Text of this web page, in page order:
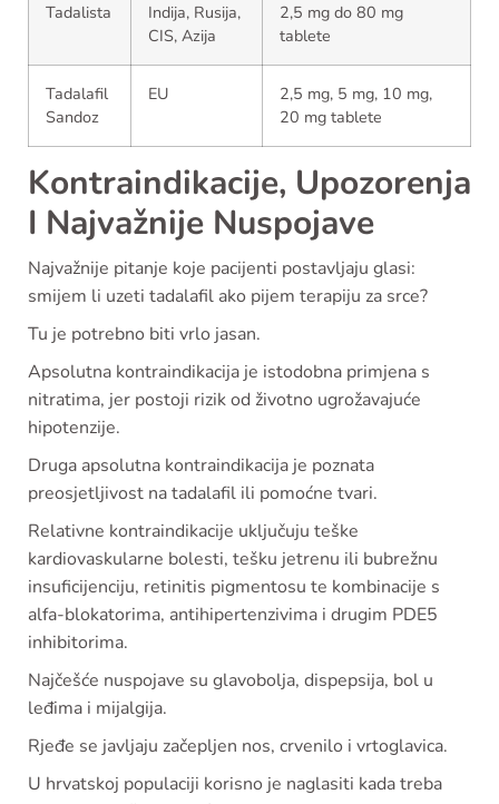
Tadalista
Indija, Rusija,
CIS, Azija
2,5 mg do 80 mg
tablete
Tadalafil
Sandoz
EU
2,5 mg, 5 mg, 10 mg,
20 mg tablete
Kontraindikacije, Upozorenja
I Najvažnije Nuspojave
Najvažnije pitanje koje pacijenti postavljaju glasi:
smijem li uzeti tadalafil ako pijem terapiju za srce?
Tu je potrebno biti vrlo jasan.
Apsolutna kontraindikacija je istodobna primjena s
nitratima, jer postoji rizik od životno ugrožavajuće
hipotenzije.
Druga apsolutna kontraindikacija je poznata
preosjetljivost na tadalafil ili pomoćne tvari.
Relativne kontraindikacije uključuju teške
kardiovaskularne bolesti, tešku jetrenu ili bubrežnu
insuficijenciju, retinitis pigmentosu te kombinacije s
alfa-blokatorima, antihipertenzivima i drugim PDE5
inhibitorima.
Najčešće nuspojave su glavobolja, dispepsija, bol u
leđima i mijalgija.
Rjeđe se javljaju začepljen nos, crvenilo i vrtoglavica.
U hrvatskoj populaciji korisno je naglasiti kada treba